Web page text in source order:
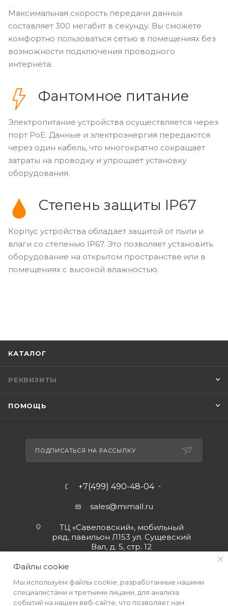
Максимальная скорость передачи данных
составляет 300 мегабит в секунду. Вы сможете
комфортно пользоваться сетью в помещениях без
возможности подключения проводного
интернета.
Фантомное питание
Электропитание устройства осуществляется через
порт PoE. Данные и электроэнергия передаются
через один кабель, что многократно сокращает
затраты на проводку и упрощает установку
оборудования.
Степень защиты IP67
Корпус устройства обладает защитой от пыли и
влаги со степенью IP67. Это позволяет установить
оборудование на открытом пространстве или в
помещениях с высокой влажностью.
КАТАЛОГ
РЕКВИЗИТЫ
ПОМОЩЬ
ПОДПИСАТЬСЯ НА РАССЫЛКУ
+7(499) 490-48-04
sales@mimall.ru
ТЦ «Савеловский», мобильный
ряд, павильон Л153 ул. Сущевский
Вал, д. 5, стр. 12
Файлы cookie
Мы используем файлы cookie, разработанные нашими
специалистами и третьими лицами, для анализа
событий на нашем веб-сайте, что позволяет нам